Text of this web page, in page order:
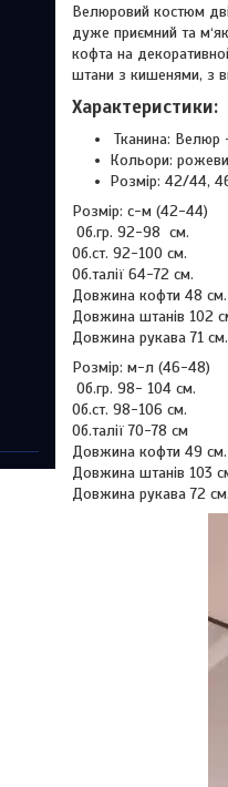
Велюровий костюм
дуже приємний та
кофта на
штани з кишенями, з
Характеристики:
Тканина:
Кольори:
Розмір: 42/44,
Розмір: с-м (42-44)
Об.гр. 92-98 см.
Об.ст. 92-100 см.
Об.талії 64-72 см.
Довжина кофти 48 см.
Довжина штанів 102
Довжина рукава 71 см.
Розмір: м-л (46-48)
Об.гр. 98- 104 см.
Об.ст. 98-106 см.
Об.талії 70-78 см
Довжина кофти 49 см.
Довжина штанів 103
Довжина рукава 72 см.